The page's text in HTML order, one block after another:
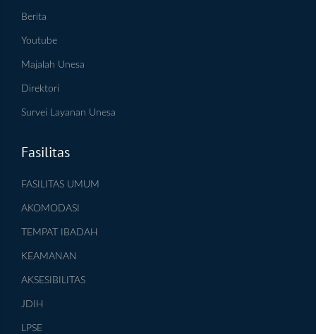
Berita
Youtube
Majalah Unesa
Direktori
Survei Layanan Unesa
Fasilitas
FASILITAS UMUM
AKOMODASI
TEMPAT IBADAH
KEAMANAN
AKSESIBILITAS
JDIH
LPSE